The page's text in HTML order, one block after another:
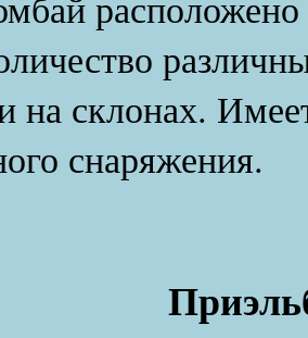
на склонах.
снаряжения.